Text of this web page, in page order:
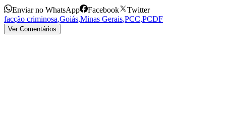
Enviar no WhatsApp Facebook
Twitter
facção criminosa,Goiás,Minas Gerais,PCC,PCDF
Ver Comentários